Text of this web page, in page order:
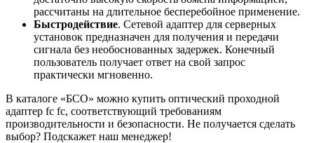
рассчитаны на длительное бесперебойное применение.
Быстродействие. Сетевой адаптер для серверных
установок предназначен для получения и передачи
сигнала без необоснованных задержек. Конечный
пользователь получает ответ на свой запрос
практически мгновенно.
В каталоге «БСО» можно купить оптический проходной
адаптер fc fc, соответствующий требованиям
производительности и безопасности. Не получается сделать
выбор? Подскажет наш менеджер!